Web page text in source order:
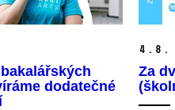
dodatečné
4. 8.
Za